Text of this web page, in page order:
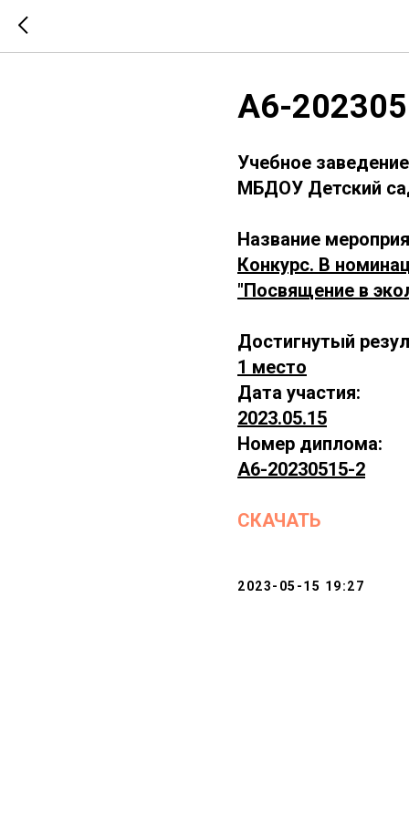
А6-
Учебное
МБДОУ Детский
Название
Конкурс. В
"Посвящение в
Достигнутый
1 место
Дата участия:
2023.05.15
Номер диплома:
А6-20230515-2
СКАЧАТЬ
2023-05-15 19:27